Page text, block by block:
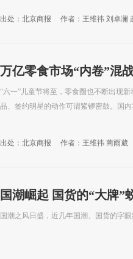
出处：北京商报 作者：王维祎 刘卓澜
万亿零食市场“内卷”混
“六一”儿童节将至，零食圈也不断出现
品、签约明星的动作可谓紧锣密鼓。国
出处：北京商报 作者：王维祎 蔺雨葳
国潮崛起 国货的“大牌”
国潮之风日盛，近几年国潮、国货的字眼